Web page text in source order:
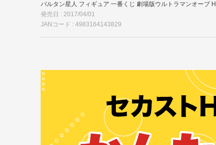
バルタン星人 フィギュア 一番くじ 劇場版ウルトラマンオーブ
発売日 : 2017/04/01
JANコード : 4983164143829